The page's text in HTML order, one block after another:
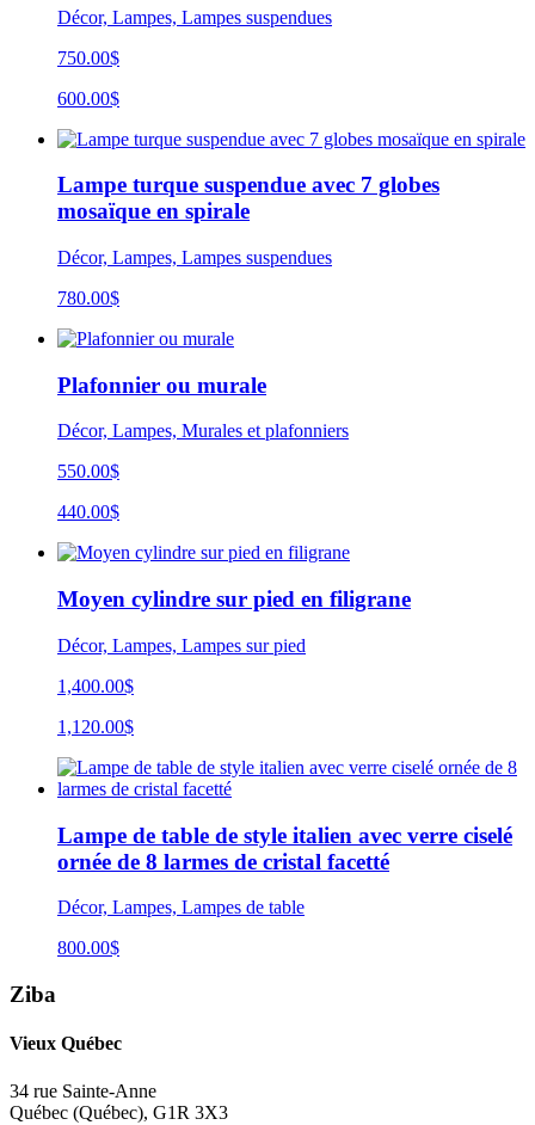
Décor, Lampes, Lampes suspendues
750.00$
600.00$
Lampe turque suspendue avec 7 globes
mosaïque en spirale
Décor, Lampes, Lampes suspendues
780.00$
Plafonnier ou murale
Décor, Lampes, Murales et plafonniers
550.00$
440.00$
Moyen cylindre sur pied en filigrane
Décor, Lampes, Lampes sur pied
1,400.00$
1,120.00$
Lampe de table de style italien avec verre ciselé
ornée de 8 larmes de cristal facetté
Décor, Lampes, Lampes de table
800.00$
Ziba
Vieux Québec
34 rue Sainte-Anne
Québec (Québec), G1R 3X3